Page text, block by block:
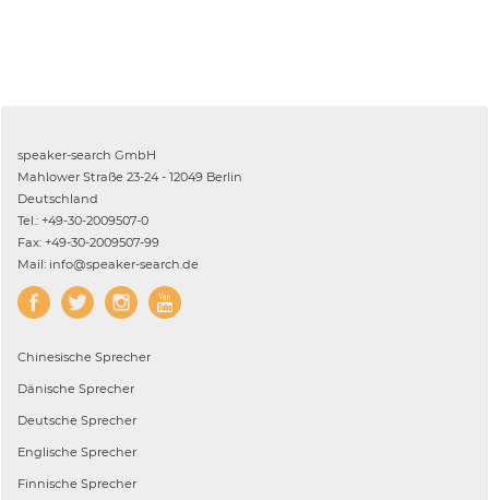
speaker-search GmbH
Mahlower Straße 23-24 - 12049 Berlin
Deutschland
Tel.: +49-30-2009507-0
Fax: +49-30-2009507-99
Mail: info@speaker-search.de
Chinesische Sprecher
Dänische Sprecher
Deutsche Sprecher
Englische Sprecher
Finnische Sprecher